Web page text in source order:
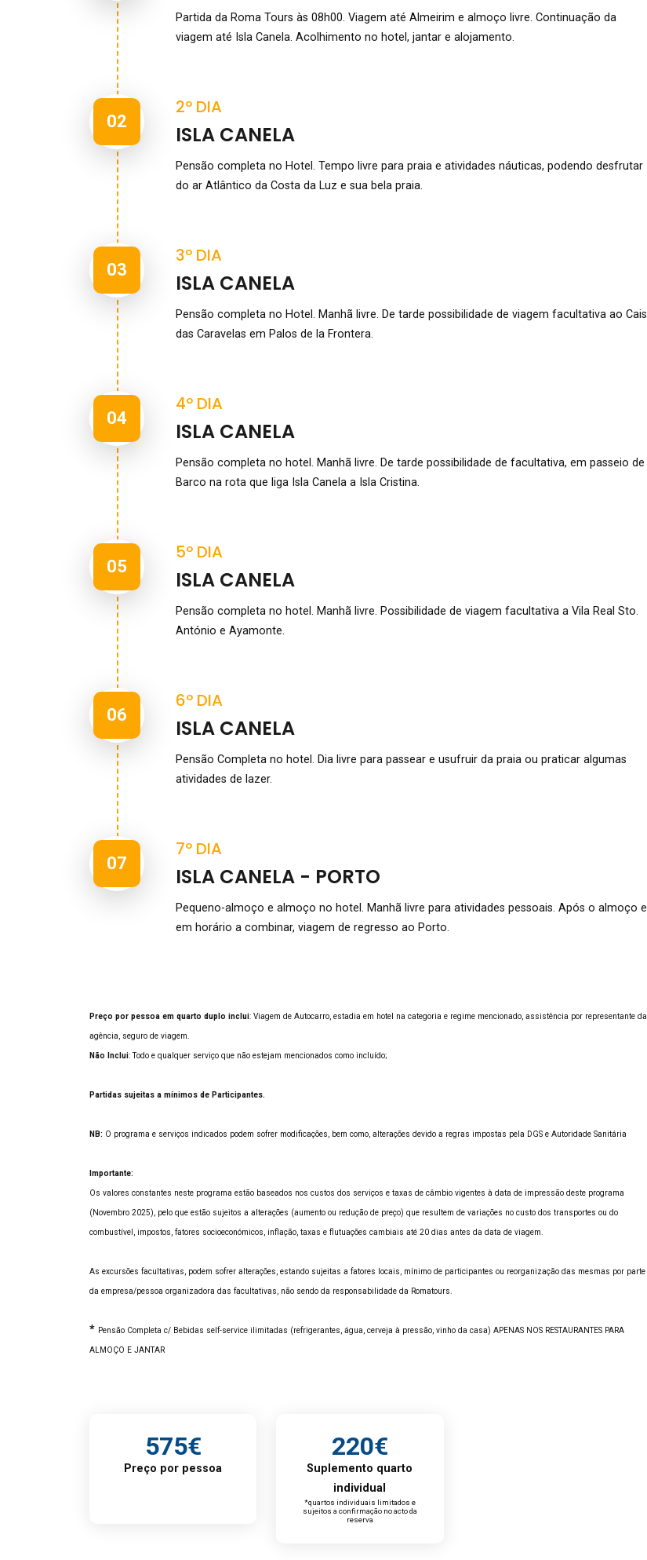
Partida da Roma Tours às 08h00. Viagem até Almeirim e almoço livre. Continuação da
viagem até Isla Canela. Acolhimento no hotel, jantar e alojamento.
02
2º DIA
ISLA CANELA
Pensão completa no Hotel. Tempo livre para praia e atividades náuticas, podendo desfrutar
do ar Atlântico da Costa da Luz e sua bela praia.
03
3º DIA
ISLA CANELA
Pensão completa no Hotel. Manhã livre. De tarde possibilidade de viagem facultativa ao Cais
das Caravelas em Palos de la Frontera.
04
4º DIA
ISLA CANELA
Pensão completa no hotel. Manhã livre. De tarde possibilidade de facultativa, em passeio de
Barco na rota que liga Isla Canela a Isla Cristina.
05
5º DIA
ISLA CANELA
Pensão completa no hotel. Manhã livre. Possibilidade de viagem facultativa a Vila Real Sto.
António e Ayamonte.
06
6º DIA
ISLA CANELA
Pensão Completa no hotel. Dia livre para passear e usufruir da praia ou praticar algumas
atividades de lazer.
07
7º DIA
ISLA CANELA - PORTO
Pequeno-almoço e almoço no hotel. Manhã livre para atividades pessoais. Após o almoço e
em horário a combinar, viagem de regresso ao Porto.
Preço por pessoa em quarto duplo inclui: Viagem de Autocarro, estadia em hotel na categoria e regime mencionado, assistência por representante da
agência, seguro de viagem.
Não Inclui: Todo e qualquer serviço que não estejam mencionados como incluído;
Partidas sujeitas a mínimos de Participantes.
NB: O programa e serviços indicados podem sofrer modificações, bem como, alterações devido a regras impostas pela DGS e Autoridade Sanitária
Importante:
Os valores constantes neste programa estão baseados nos custos dos serviços e taxas de câmbio vigentes à data de impressão deste programa
(Novembro 2025), pelo que estão sujeitos a alterações (aumento ou redução de preço) que resultem de variações no custo dos transportes ou do
combustível, impostos, fatores socioeconómicos, inflação, taxas e flutuações cambiais até 20 dias antes da data de viagem.
As excursões facultativas, podem sofrer alterações, estando sujeitas a fatores locais, mínimo de participantes ou reorganização das mesmas por parte
da empresa/pessoa organizadora das facultativas, não sendo da responsabilidade da Romatours.
* Pensão Completa c/ Bebidas self-service ilimitadas (refrigerantes, água, cerveja à pressão, vinho da casa) APENAS NOS RESTAURANTES PARA
ALMOÇO E JANTAR
575€
Preço por pessoa
220€
Suplemento quarto
individual
*quartos individuais limitados e
sujeitos a confirmação no acto da
reserva